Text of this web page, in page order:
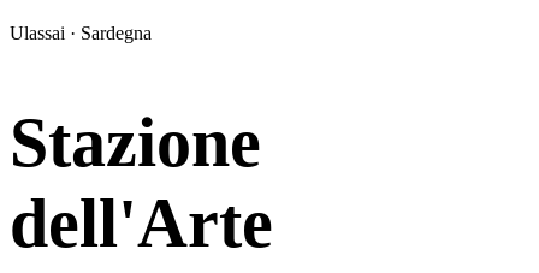
Ulassai · Sardegna
Stazione
dell'Arte